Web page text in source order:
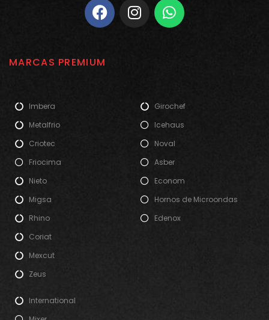
MARCAS PREMIUM
Imbera
Metalfrio
Criotec
Friocima
Nieto
Migsa
Rhino
Coriat
Mexcut
Zeus
Girochef
Icehaus
Noval
Asber
Econom
Hornos de Microondas
Edenox
International